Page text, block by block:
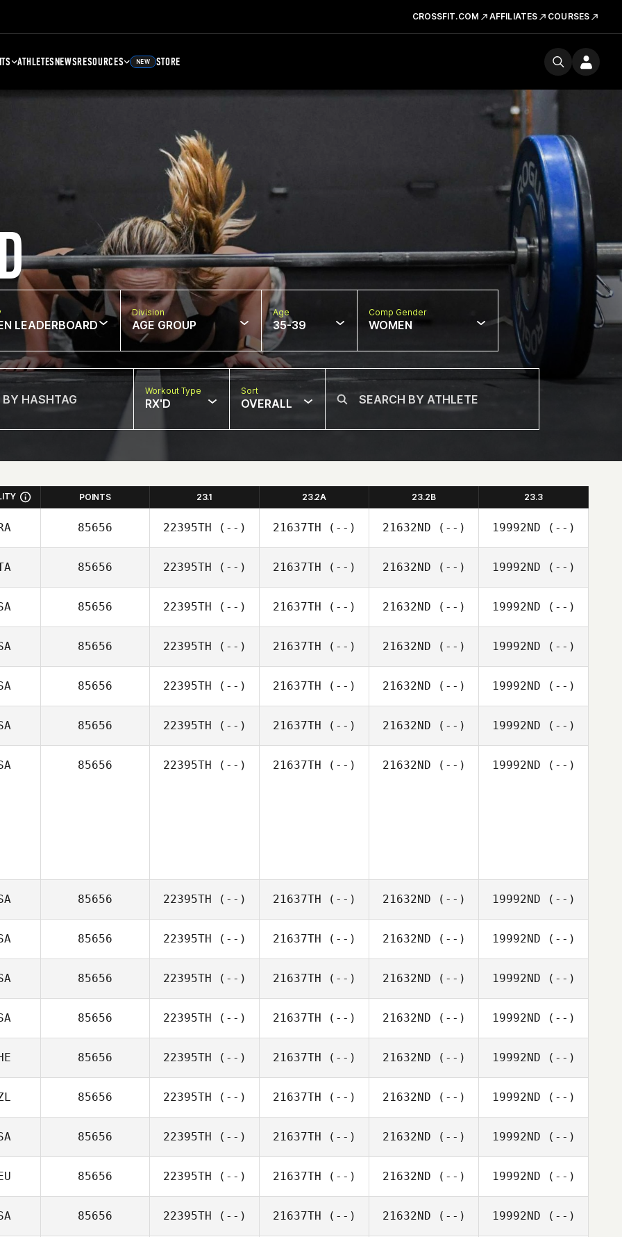
CROSSFIT.COM AFFILIATES COURSES
ATHLETESNEWSRESOURCES NEW STORE
LEADERBOARD
Division
AGE GROUP
Age
35-39
Comp Gender
WOMEN
Workout Type
RX'D
Sort
OVERALL
POINTS 23.1 23.2A 23.2B 23.3
85656 22395TH (--) 21637TH (--) 21632ND (--) 19992ND (--)
85656 22395TH (--) 21637TH (--) 21632ND (--) 19992ND (--)
85656 22395TH (--) 21637TH (--) 21632ND (--) 19992ND (--)
85656 22395TH (--) 21637TH (--) 21632ND (--) 19992ND (--)
85656 22395TH (--) 21637TH (--) 21632ND (--) 19992ND (--)
85656 22395TH (--) 21637TH (--) 21632ND (--) 19992ND (--)
85656 22395TH (--) 21637TH (--) 21632ND (--) 19992ND (--)
85656 22395TH (--) 21637TH (--) 21632ND (--) 19992ND (--)
85656 22395TH (--) 21637TH (--) 21632ND (--) 19992ND (--)
85656 22395TH (--) 21637TH (--) 21632ND (--) 19992ND (--)
85656 22395TH (--) 21637TH (--) 21632ND (--) 19992ND (--)
85656 22395TH (--) 21637TH (--) 21632ND (--) 19992ND (--)
85656 22395TH (--) 21637TH (--) 21632ND (--) 19992ND (--)
85656 22395TH (--) 21637TH (--) 21632ND (--) 19992ND (--)
85656 22395TH (--) 21637TH (--) 21632ND (--) 19992ND (--)
85656 22395TH (--) 21637TH (--) 21632ND (--) 19992ND (--)